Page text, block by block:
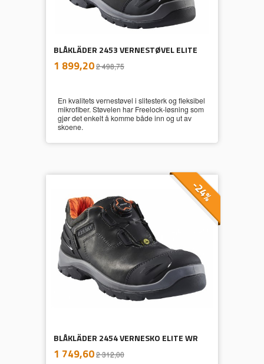
BLÅKLÄDER 2453 VERNESTØVEL ELITE
Tilbud
1 899,202 498,75mva.
En kvalitets vernestøvel i slitesterk og fleksibel
mikrofiber. Støvelen har Freelock-løsning som
gjør det enkelt å komme både inn og ut av
skoene.
BLÅKLÄDER 2454 VERNESKO ELITE WR
Tilbud
1 749,602 312,00
-24%
mva.